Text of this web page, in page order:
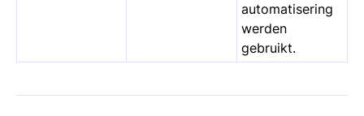
automatisering
werden
gebruikt.